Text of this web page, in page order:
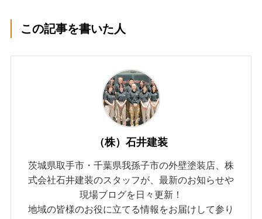
この記事を書いた人
（株）石井建装
茨城県取手市・千葉県我孫子市の外壁塗装店、株
式会社石井建装のスタッフが、最新のお知らせや
現場ブログを日々更新！
地域の皆様のお役に立てる情報をお届けして参り